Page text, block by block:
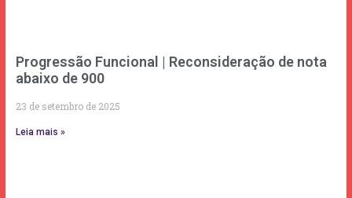
Progressão Funcional | Reconsideração de nota
abaixo de 900
23 de setembro de 2025
Leia mais »